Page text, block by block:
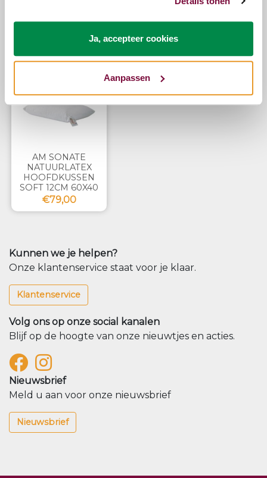
Ja, accepteer cookies
Aanpassen
Zojuist bekeken
AM SONATE
NATUURLATEX
HOOFDKUSSEN
SOFT 12CM 60X40
€79,00
Kunnen we je helpen?
Onze klantenservice staat voor je klaar.
Klantenservice
Volg ons op onze social kanalen
Blijf op de hoogte van onze nieuwtjes en acties.
Nieuwsbrief
Meld u aan voor onze nieuwsbrief
Nieuwsbrief